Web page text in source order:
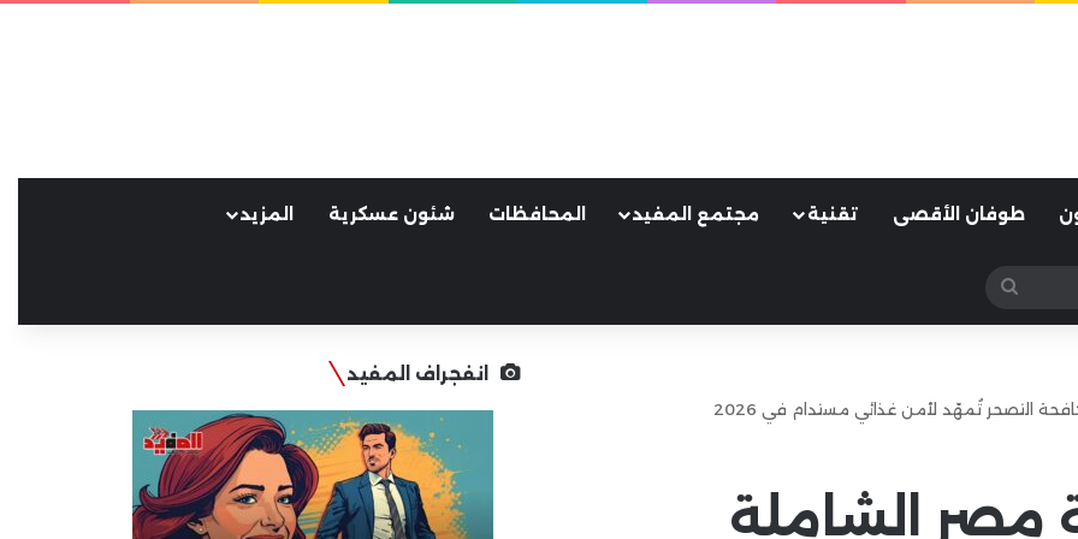
طوفان الأقصى تقنية مجتمع المفيد المحافظات شئون عسكرية المزيد
بحث
عن
التصحر تُمهّد لأمن غذائي مستدام في 2026
مصر الشاملة
انفجراف المفيد